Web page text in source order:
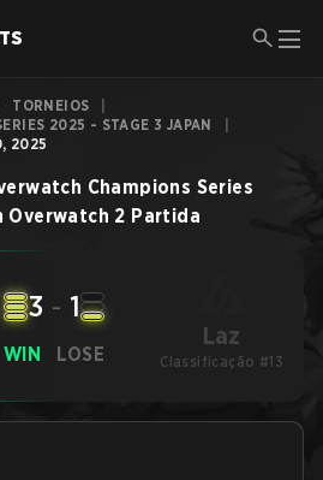
TORNEIOS
2025 - STAGE 3 JAPAN
2025
Champions Series
Overwatch 2 Partida
WIN
3 - 1
LOSE
Laz
Classificação #13